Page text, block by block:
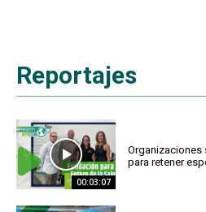
Reportajes
00:03:07
Organizaciones
para retener